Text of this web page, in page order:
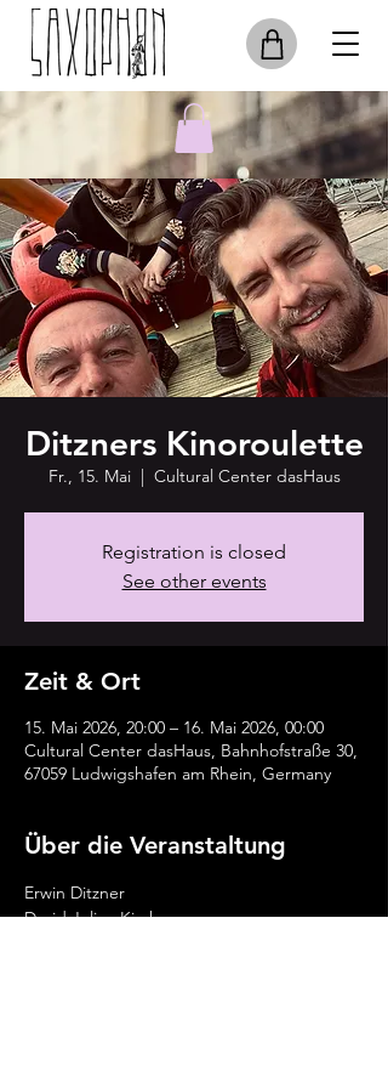
Ditzners Kinoroulette
Fr., 15. Mai
  |
Cultural Center dasHaus
Registration is closed
See other events
Zeit & Ort
15. Mai 2026, 20:00 – 16. Mai 2026, 00:00
Cultural Center dasHaus, Bahnhofstraße 30,
67059 Ludwigshafen am Rhein, Germany
Über die Veranstaltung
Erwin Ditzner
David Julian Kirchner